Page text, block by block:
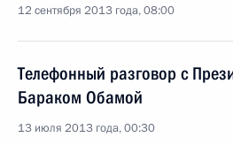
12 сентября 2013 года, 08:00
Телефонный разговор с
Бараком Обамой
13 июля 2013 года, 00:30